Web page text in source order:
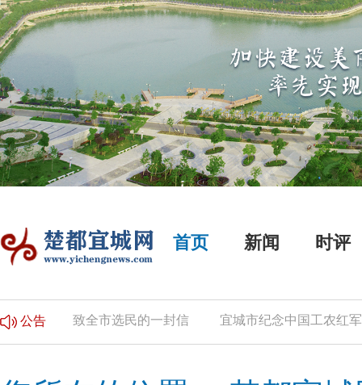
首页 新闻 时评
公告
告 致全市选民的一封信 宜城市纪念中国工农红军